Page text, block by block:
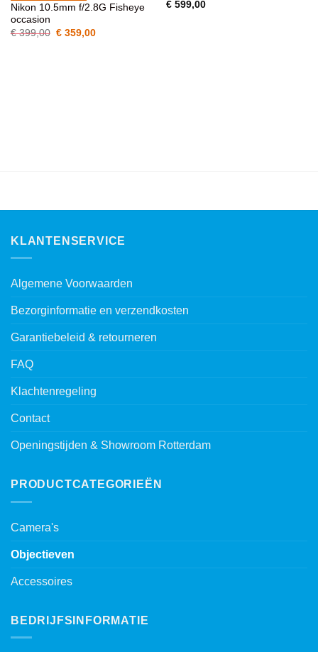
WENSENLIJST
Nikon 10.5mm f/2.8G Fisheye
occasion
€399,00 Oorspronkelijke
€359,00Huidige
€599,00
KLANTENSERVICE
Algemene Voorwaarden
Bezorginformatie en verzendkosten
Garantiebeleid & retourneren
FAQ
Klachtenregeling
Contact
Openingstijden & Showroom Rotterdam
PRODUCTCATEGORIEËN
Camera's
Objectieven
Accessoires
BEDRIJFSINFORMATIE